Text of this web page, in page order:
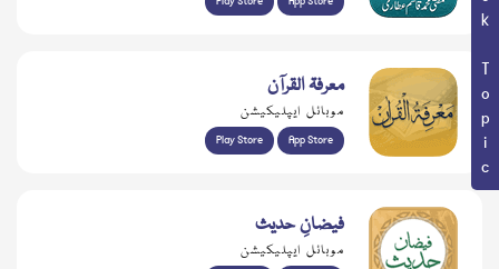
Book Topic معرفۃ القرآن
موبائل ایپلیکیشن
Play Store App Store
فیضانِ حدیث
موبائل ایپلیکیشن